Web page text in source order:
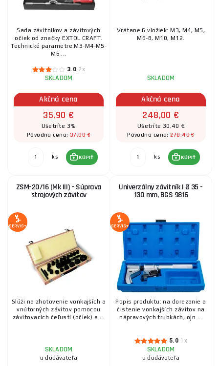
Sada závitníkov a závitových
očiek od značky EXTOL CRAFT.
Technické parametre:M3-M4-M5-
M6 ...
3.0 2x
SKLADOM
Akčná cena
35,90 €
Ušetríte 3%
Pôvodná cena:37,00 €
ks KÚPIŤ
Vrátane 6 vložiek: M3, M4, M5,
M6-8, M10, M12.
SKLADOM
Akčná cena
248,00 €
Ušetríte 30,40 €
Pôvodná cena:278,40 €
ks KÚPIŤ
ZSM-20/16 (Mk III) - Súprava
strojových závitov
SERVIS+
Slúži na zhotovenie vonkajších a
vnútorných závitov pomocou
závitovacích čeľustí (očiek) a ...
SKLADOM
u dodávateľa
Univerzálny závitník | Ø 35 -
130 mm, BGS 9816
SERVIS+
Popis produktu: na dorezanie a
čistenie vonkajších závitov na
nápravových trubkách, ojn ...
5.0 1x
SKLADOM
u dodávateľa